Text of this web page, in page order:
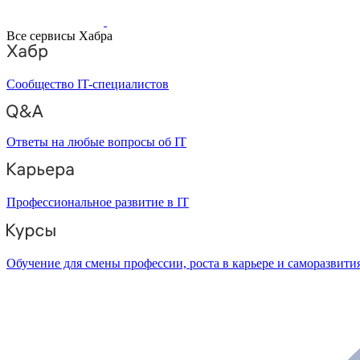
Все сервисы Хабра
Сообщество IT-специалистов
Ответы на любые вопросы об IT
Профессиональное развитие в IT
Обучение для смены профессии, роста в карьере и